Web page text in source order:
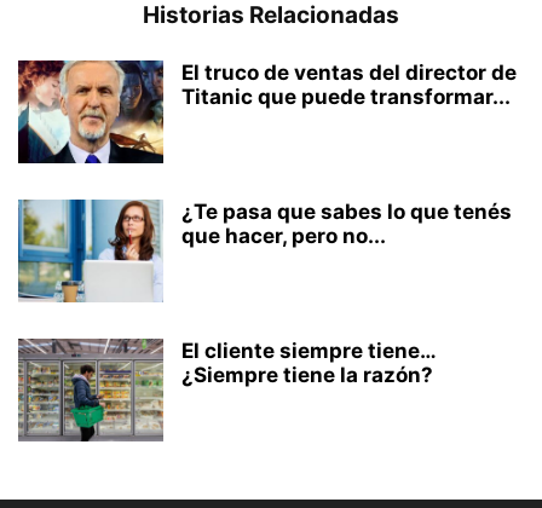
Historias Relacionadas
El truco de ventas del director de
Titanic que puede transformar...
¿Te pasa que sabes lo que tenés
que hacer, pero no...
El cliente siempre tiene…
¿Siempre tiene la razón?